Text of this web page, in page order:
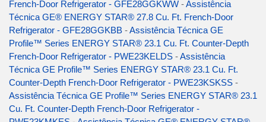
French-Door Refrigerator - GFE28GGKWW -Assistência
Técnica GE® ENERGY STAR® 27.8 Cu. Ft. French-Door
Refrigerator - GFE28GGKBB -Assistência Técnica GE
Profile™ Series ENERGY STAR® 23.1 Cu. Ft. Counter-Depth
French-Door Refrigerator - PWE23KELDS -Assistência
Técnica GE Profile™ Series ENERGY STAR® 23.1 Cu. Ft.
Counter-Depth French-Door Refrigerator - PWE23KSKSS -
Assistência Técnica GE Profile™ Series ENERGY STAR® 23.1
Cu. Ft. Counter-Depth French-Door Refrigerator -